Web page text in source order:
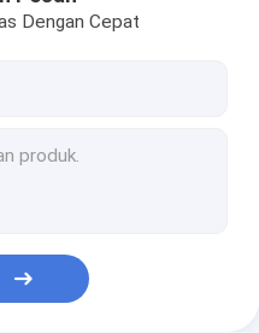
Kertas
Dengan Cepat